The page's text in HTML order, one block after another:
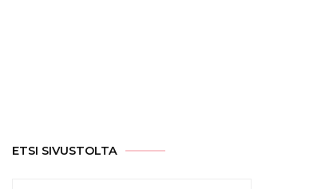
ETSI SIVUSTOLTA